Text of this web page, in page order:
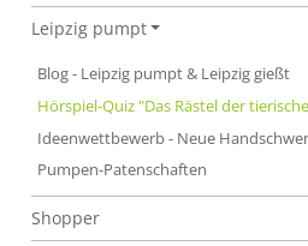
Leipzig pumpt
Blog - Leipzig pumpt & Leipzig gießt
Hörspiel-Quiz "Das Rästel der
Ideenwettbewerb - Neue
Pumpen-Patenschaften
Shopper